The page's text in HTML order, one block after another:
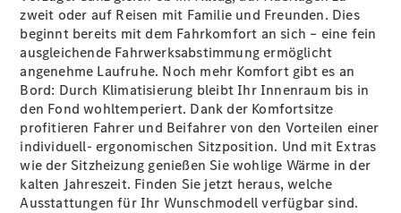
Alle
Cabriolets
CLE
Cabriolet
Mercedes-
AMG SL
Roadster
Mercedes-
Maybach SL
Monogram
Series
zweit oder auf Reisen mit Familie und Freunden. Dies
beginnt bereits mit dem Fahrkomfort an sich – eine fein
ausgleichende Fahrwerksabstimmung ermöglicht
angenehme Laufruhe. Noch mehr Komfort gibt es an
Bord: Durch Klimatisierung bleibt Ihr Innenraum bis in
den Fond wohltemperiert. Dank der Komfortsitze
profitieren Fahrer und Beifahrer von den Vorteilen einer
individuell- ergonomischen Sitzposition. Und mit Extras
wie der Sitzheizung genießen Sie wohlige Wärme in der
kalten Jahreszeit. Finden Sie jetzt heraus, welche
Ausstattungen für Ihr Wunschmodell verfügbar sind.